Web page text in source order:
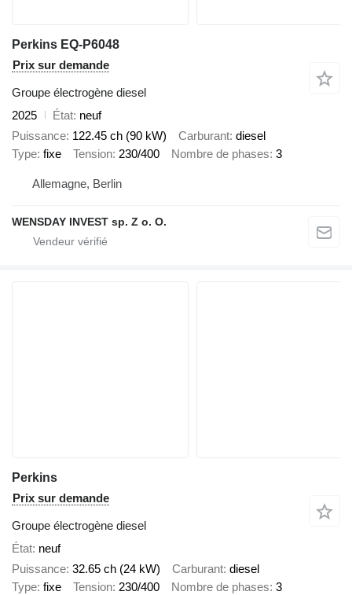
Perkins EQ-P6048
Prix sur demande
Groupe électrogène diesel
2025
État neuf
Puissance 122.45 ch (90 kW) Carburant diesel
Type fixe Tension 230/400 Nombre de phases 3
Allemagne, Berlin
WENSDAY INVEST sp. Z o. O.
Perkins
Prix sur demande
Groupe électrogène diesel
État neuf
Puissance 32.65 ch (24 kW) Carburant diesel
Type fixe Tension 230/400 Nombre de phases 3